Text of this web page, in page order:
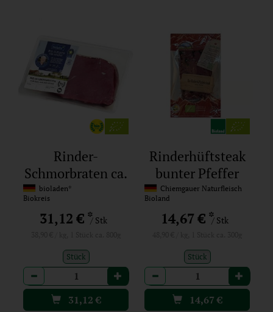
Rinder-
Schmorbraten ca.
800 g
bioladen*
Biokreis
31,12 € */ Stk
Stück
Anzahl
31,12€
Rinderhüftsteak
bunter Pfeffer
Chiemgauer Naturfleisch
Bioland
14,67 € */ Stk
Stück
Anzahl
14,67€